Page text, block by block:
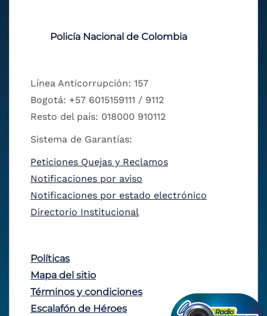
Policía Nacional de Colombia
Línea Anticorrupción: 157
Bogotá: +57 6015159111 / 9112
Resto del país: 018000 910112
Sistema de Garantías:
Peticiones Quejas y Reclamos
Notificaciones por aviso
Notificaciones por estado electrónico
Directorio Institucional
Políticas
Mapa del sitio
Términos y condiciones
Escalafón de Héroes